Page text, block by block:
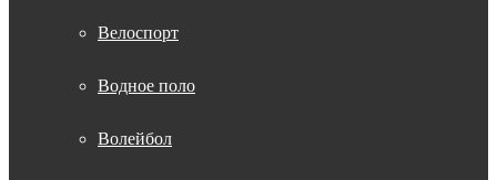
Велоспорт
Водное поло
Волейбол